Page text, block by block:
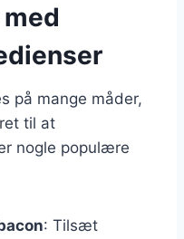
på mange måder,
til at
nogle populære
: Tilsæt